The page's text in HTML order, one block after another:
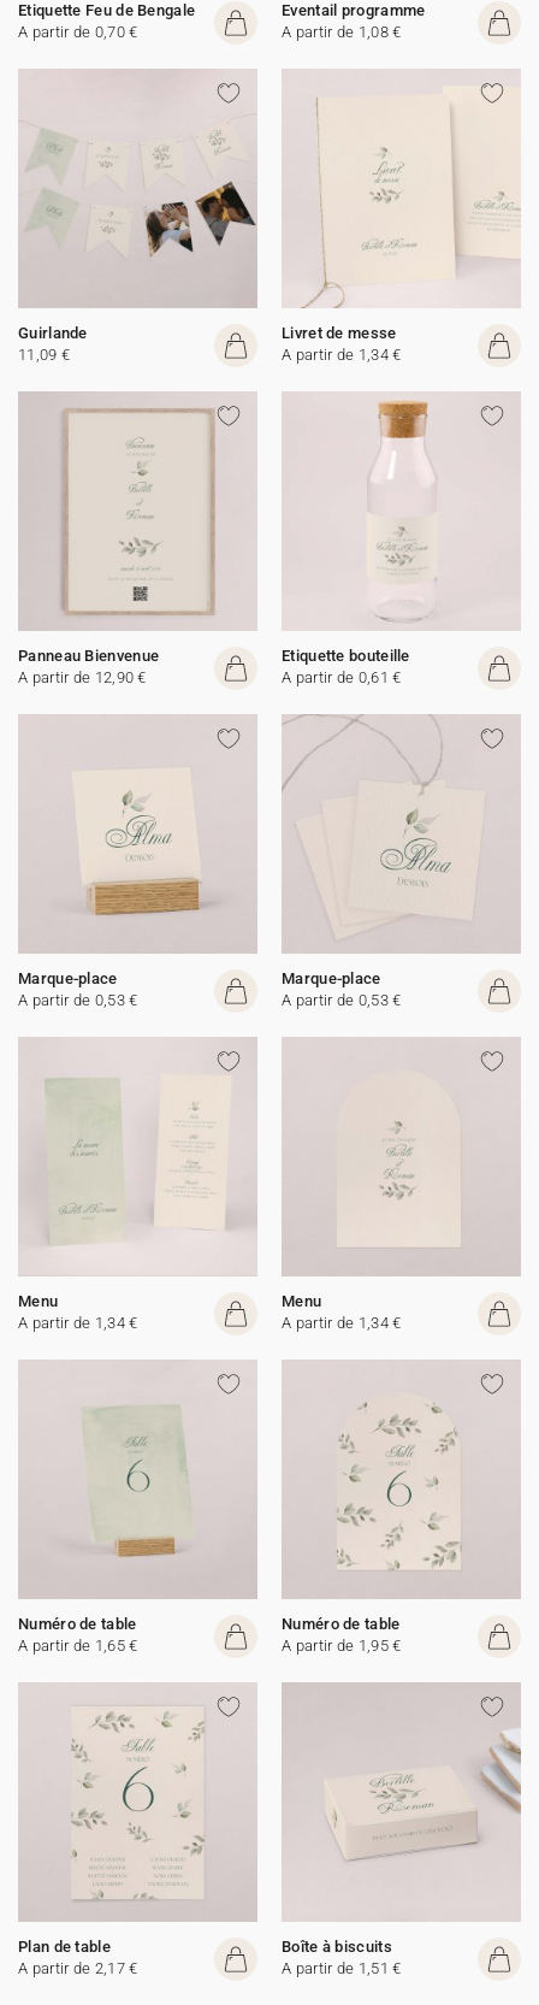
Etiquette Feu de Bengale
A partir de 0,70 €
Eventail programme
A partir de 1,08 €
Guirlande
11,09 €
Livret de messe
A partir de 1,34 €
Panneau Bienvenue
A partir de 12,90 €
Etiquette bouteille
A partir de 0,61 €
Marque-place
A partir de 0,53 €
Marque-place
A partir de 0,53 €
Menu
A partir de 1,34 €
Menu
A partir de 1,34 €
Numéro de table
A partir de 1,65 €
Numéro de table
A partir de 1,95 €
Plan de table
A partir de 2,17 €
Boîte à biscuits
A partir de 1,51 €